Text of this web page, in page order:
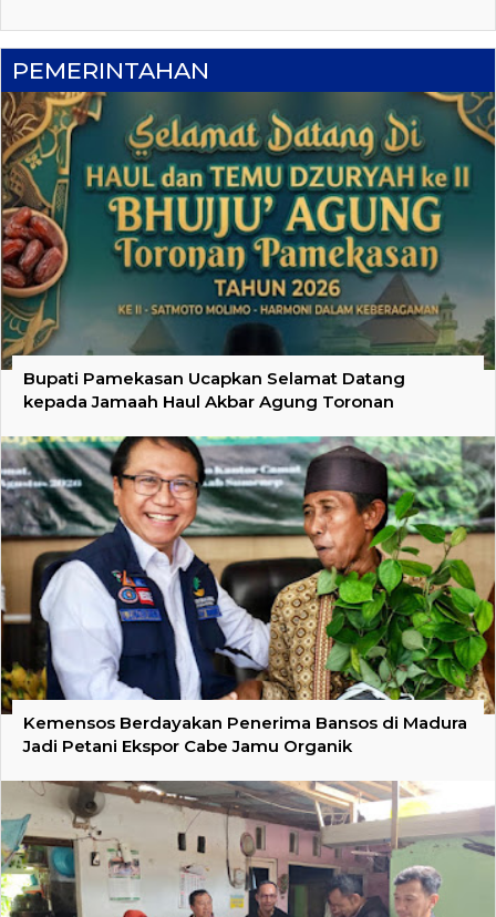
PEMERINTAHAN
Bupati Pamekasan Ucapkan Selamat Datang
kepada Jamaah Haul Akbar Agung Toronan
Kemensos Berdayakan Penerima Bansos di Madura
Jadi Petani Ekspor Cabe Jamu Organik